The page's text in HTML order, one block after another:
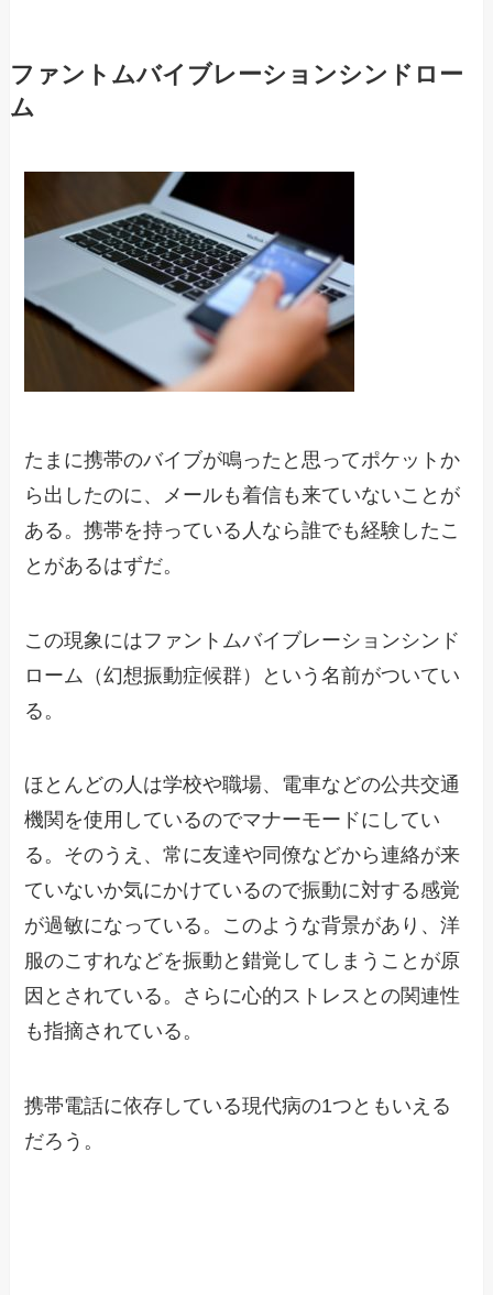
ファントムバイブレーションシンドロー
ム
たまに携帯のバイブが鳴ったと思ってポケットか
ら出したのに、メールも着信も来ていないことが
ある。携帯を持っている人なら誰でも経験したこ
とがあるはずだ。
この現象にはファントムバイブレーションシンド
ローム（幻想振動症候群）という名前がついてい
る。
ほとんどの人は学校や職場、電車などの公共交通
機関を使用しているのでマナーモードにしてい
る。そのうえ、常に友達や同僚などから連絡が来
ていないか気にかけているので振動に対する感覚
が過敏になっている。このような背景があり、洋
服のこすれなどを振動と錯覚してしまうことが原
因とされている。さらに心的ストレスとの関連性
も指摘されている。
携帯電話に依存している現代病の1つともいえる
だろう。